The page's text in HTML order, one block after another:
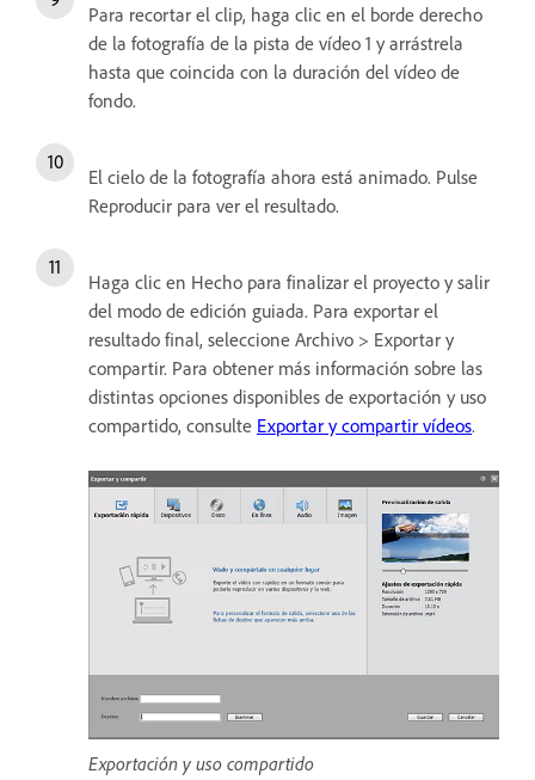
Para recortar el clip, haga clic en el borde derecho
de la fotografía de la pista de vídeo 1 y arrástrela
hasta que coincida con la duración del vídeo de
fondo.
El cielo de la fotografía ahora está animado. Pulse
Reproducir para ver el resultado.
Haga clic en Hecho para finalizar el proyecto y salir
del modo de edición guiada. Para exportar el
resultado final, seleccione Archivo > Exportar y
compartir. Para obtener más información sobre las
distintas opciones disponibles de exportación y uso
compartido, consulte Exportar y compartir vídeos.
Exportación y uso compartido